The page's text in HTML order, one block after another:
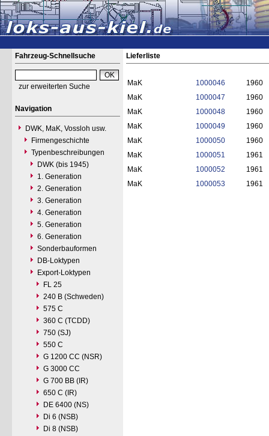
Fahrzeug-Schnellsuche
zur erweiterten Suche
Navigation
DWK, MaK, Vossloh usw.
Firmengeschichte
Typenbeschreibungen
DWK (bis 1945)
1. Generation
2. Generation
3. Generation
4. Generation
5. Generation
6. Generation
Sonderbauformen
DB-Loktypen
Export-Loktypen
FL 25
240 B (Schweden)
575 C
360 C (TCDD)
750 (SJ)
550 C
G 1200 CC (NSR)
G 3000 CC
G 700 BB (IR)
650 C (IR)
DE 6400 (NS)
Di 6 (NSB)
Di 8 (NSB)
Lieferliste
MaK 1000046
1960
MaK
1000047
1960
MaK
1000048
1960
MaK
1000049
1960
MaK
1000050
1960
MaK
1000051
1961
MaK
1000052
1961
MaK
1000053 1961